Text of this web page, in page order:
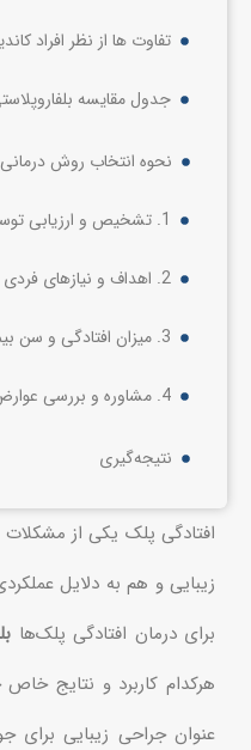
تفاوت ها از نظر افراد
جدول مقایسه
نحوه انتخاب روش
1. تشخیص و ارزیابی توسط پزشک متخصص
2. اهداف و نیازهای فردی
3. میزان افتادگی و سن بیمار
4. مشاوره و بررسی عوارض
نتیجه‌گیری
افتادگی پلک یکی از
زیبایی و هم به دلایل
برای درمان افتادگی پلک‌ها
هرکدام کاربرد و نتایج خاص
عنوان جراحی زیبایی برای